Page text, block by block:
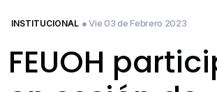
INSTITUCIONAL ● Vie 03 de Febrero 2023
FEUOH